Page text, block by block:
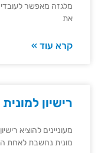
מלגזה מאפשר
את
קרא עוד »
רישיון למונית
מעוניינים להוציא
מונית נחשבת לאחת